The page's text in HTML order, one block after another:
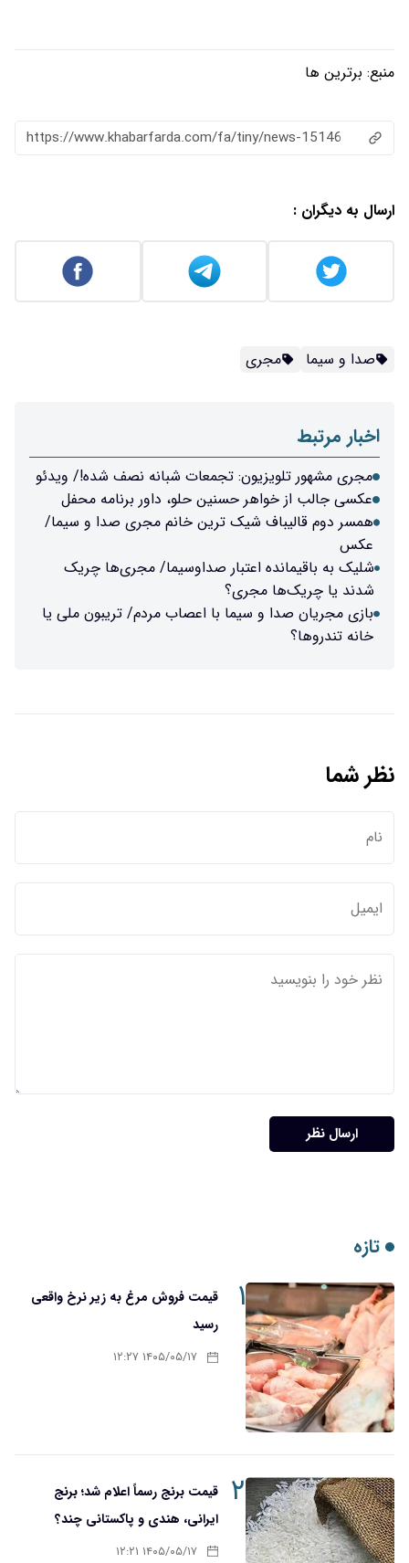
https://www.khabarfarda.com/fa/
تجمعات شبانه نصف شده!/ ویدئو
حسنین حلو، داور برنامه محفل
ترین خانم مجری صدا و سیما/
صداوسیما/ مجری‌ها چریک
با اعصاب مردم/ تریبون ملی یا
۱
قیمت فروش مرغ به زیر نرخ واقعی
رسید
۱۴۰۵/۰۵/۱۷ ۱۲:۲۷
۲
قیمت برنج رسماً اعلام شد؛ برنج
ایرانی، هندی و پاکستانی چند؟
۱۴۰۵/۰۵/۱۷ ۱۲:۲۱